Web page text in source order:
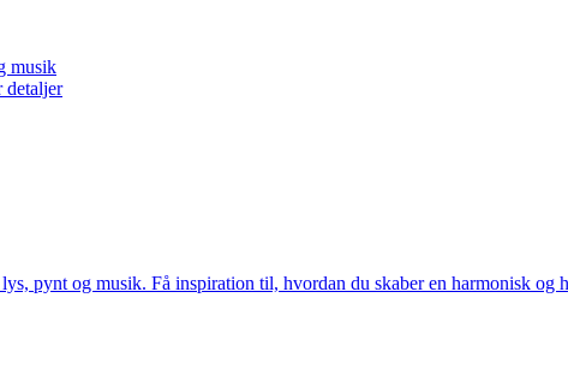
musik
detaljer
pynt og musik. Få inspiration til, hvordan du skaber en harmonisk og